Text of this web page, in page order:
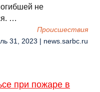
не
…
Происшествия
31, 2023 | news.sarbc.ru
при пожаре в